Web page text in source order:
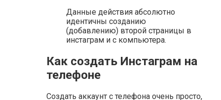
Данные действия абсолютно
идентичны созданию
(добавлению) второй страницы в
инстаграм и с компьютера.
Как создать Инстаграм на
телефоне
Создать аккаунт с телефона очень просто,